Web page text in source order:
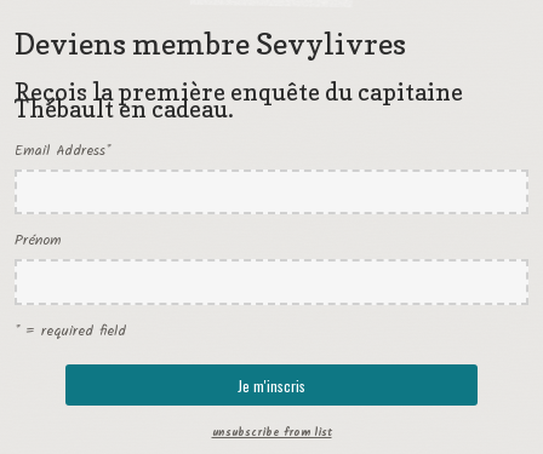
Deviens membre Sevylivres
Reçois la première enquête du capitaine
Thébault en cadeau.
Email Address*
Prénom
* = required field
unsubscribe from list